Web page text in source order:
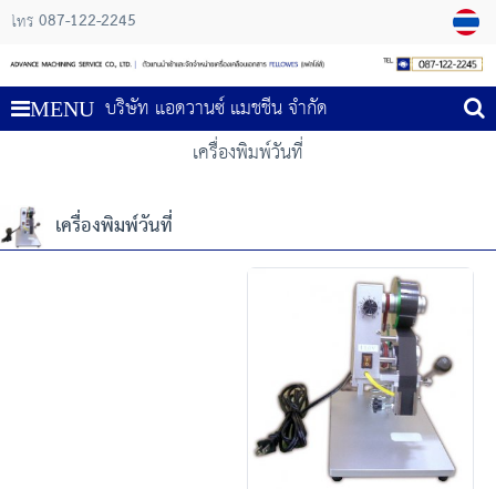
โทร 087-122-2245
MENU บริษัท แอดวานซ์ แมชชีน จำกัด
เครื่องพิมพ์วันที่
เครื่องพิมพ์วันที่